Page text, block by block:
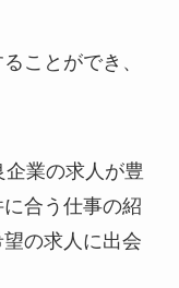
ことができ、
業の求人が豊
合う仕事の紹
の求人に出会